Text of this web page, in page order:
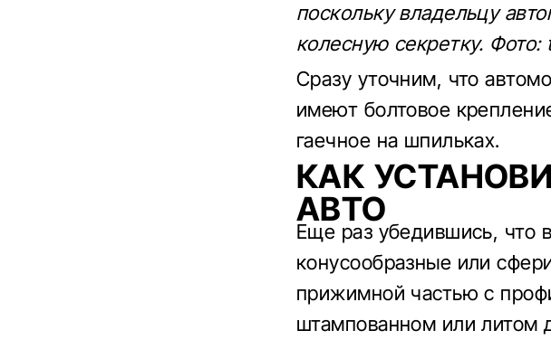
поскольку владельцу
колесную секретку.
Сразу уточним, что
имеют болтовое
гаечное на шпильках.
КАК
АВТО
Еще раз убедившись, что
конусообразные или
прижимной частью с
штампованном или литом